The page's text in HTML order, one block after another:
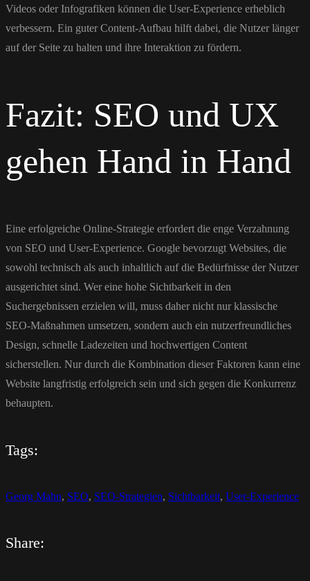
Videos oder Infografiken können die User-Experience erheblich
verbessern. Ein guter Content-Aufbau hilft dabei, die Nutzer länger
auf der Seite zu halten und ihre Interaktion zu fördern.
Fazit: SEO und UX
gehen Hand in Hand
Eine erfolgreiche Online-Strategie erfordert die enge Verzahnung
von SEO und User-Experience. Google bevorzugt Websites, die
sowohl technisch als auch inhaltlich auf die Bedürfnisse der Nutzer
ausgerichtet sind. Wer eine hohe Sichtbarkeit in den
Suchergebnissen erzielen will, muss daher nicht nur klassische
SEO-Maßnahmen umsetzen, sondern auch ein nutzerfreundliches
Design, schnelle Ladezeiten und hochwertigen Content
sicherstellen. Nur durch die Kombination dieser Faktoren kann eine
Website langfristig erfolgreich sein und sich gegen die Konkurrenz
behaupten.
Tags:
Georg Mahn, SEO, SEO-Strategien, Sichtbarkeit, User-Experience
Share: